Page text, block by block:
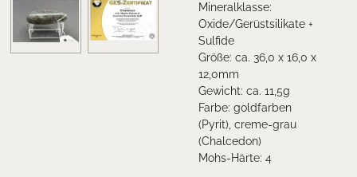
Mineralklasse:
Oxide/Gerüstsilikate +
Sulfide
Größe: ca. 36,0 x 16,0 x
12,0mm
Gewicht: ca. 11,5g
Farbe: goldfarben
(Pyrit), creme-grau
(Chalcedon)
Mohs-Härte: 4